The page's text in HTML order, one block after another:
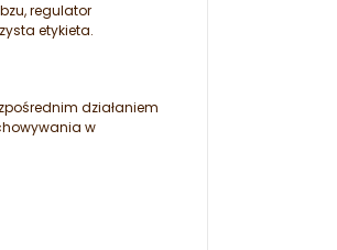
regulator
etykieta.
działaniem
w